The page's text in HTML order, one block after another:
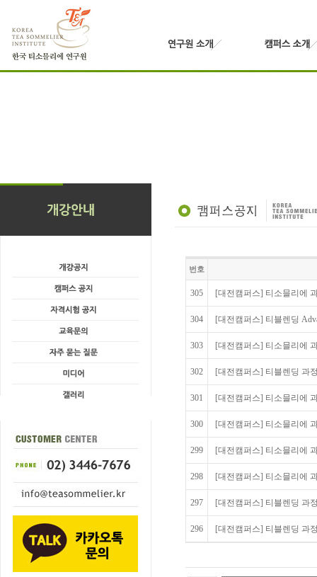
번호
305 [대전캠퍼스] 티소믈리에
304 [대전캠퍼스] 티블렌딩
303 [대전캠퍼스] 티소믈리에
302 [대전캠퍼스] 티블렌딩 과
301 [대전캠퍼스] 티소믈리에
300 [대전캠퍼스] 티소믈리에
299 [대전캠퍼스] 티소믈리에
298 [대전캠퍼스] 티소믈리에
297 [대전캠퍼스] 티블렌딩 과
296 [대전캠퍼스] 티블렌딩 과